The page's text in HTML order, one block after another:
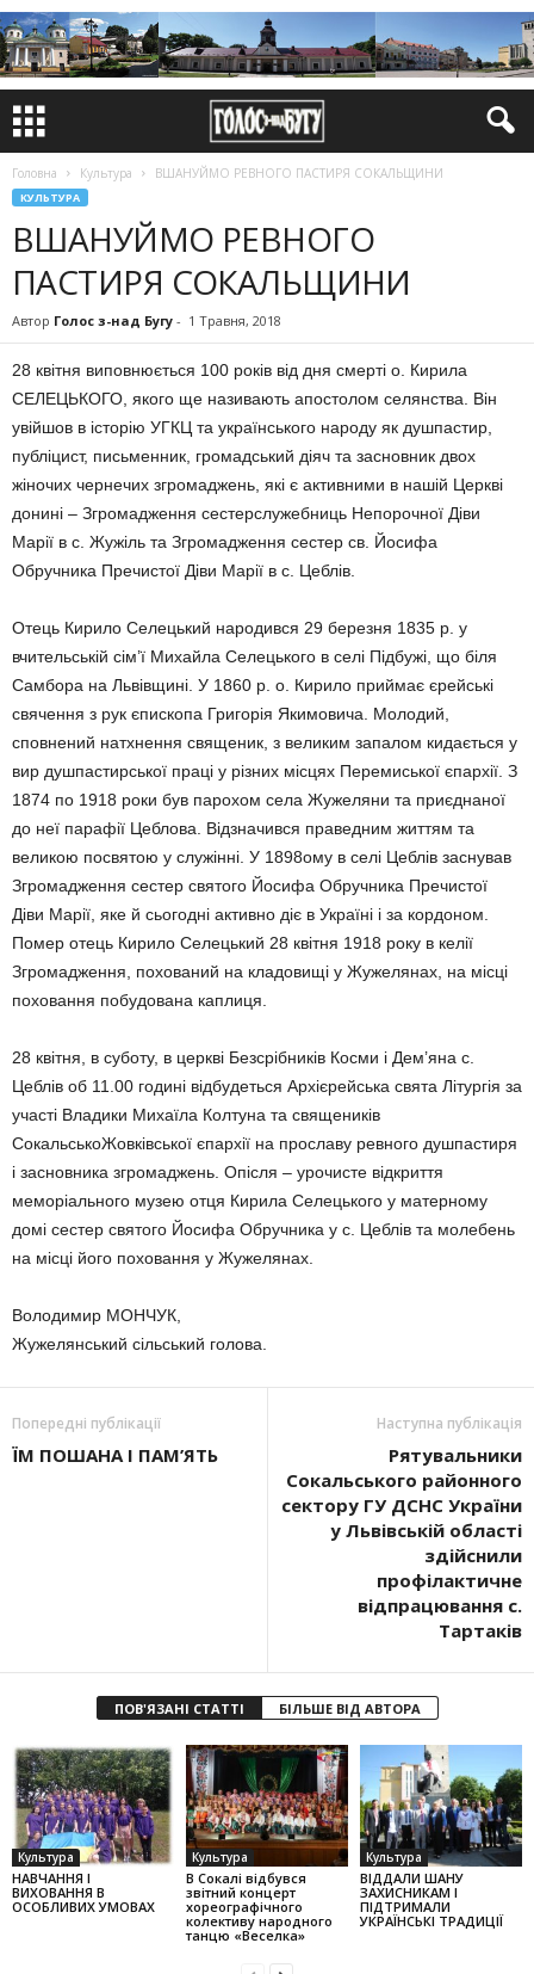
Головна Культура ВШАНУЙМО РЕВНОГО ПАСТИРЯ СОКАЛЬЩИНИ
КУЛЬТУРА
ВШАНУЙМО РЕВНОГО
ПАСТИРЯ СОКАЛЬЩИНИ
Автор Голос з-над Бугу - 1 Травня, 2018
28 квітня виповнюється 100 років від дня смерті о. Кирила
СЕЛЕЦЬКОГО, якого ще називають апостолом селянства. Він
увійшов в історію УГКЦ та українського народу як душпастир,
публіцист, письменник, громадський діяч та засновник двох
жіночих чернечих згромаджень, які є активними в нашій Церкві
донині – Згромадження сестерcлужебниць Непорочної Діви
Марії в с. Жужіль та Згромадження сестер св. Йосифа
Обручника Пречистої Діви Марії в с. Цеблів.
Отець Кирило Селецький народився 29 березня 1835 р. у
вчительській сім’ї Михайла Селецького в селі Підбужі, що біля
Самбора на Львівщині. У 1860 р. о. Кирило приймає єрейські
свячення з рук єпископа Григорія Якимовича. Молодий,
сповнений натхнення священик, з великим запалом кидається у
вир душпастирської праці у різних місцях Перемиської єпархії. З
1874 по 1918 роки був парохом села Жужеляни та приєднаної
до неї парафії Цеблова. Відзначився праведним життям та
великою посвятою у служінні. У 1898ому в селі Цеблів заснував
Згромадження сестер святого Йосифа Обручника Пречистої
Діви Марії, яке й сьогодні активно діє в Україні і за кордоном.
Помер отець Кирило Селецький 28 квітня 1918 року в келії
Згромадження, похований на кладовищі у Жужелянах, на місці
поховання побудована каплиця.
28 квітня, в суботу, в церкві Безсрібників Косми і Дем’яна с.
Цеблів об 11.00 годині відбудеться Архієрейська свята Літургія за
участі Владики Михаїла Колтуна та священиків
СокальськоЖовківської єпархії на прославу ревного душпастиря
і засновника згромаджень. Опісля – урочисте відкриття
меморіального музею отця Кирила Селецького у матерному
домі сестер святого Йосифа Обручника у с. Цеблів та молебень
на місці його поховання у Жужелянах.
Володимир МОНЧУК,
Жужелянський сільський голова.
Попередні публікації
ЇМ ПОШАНА І ПАМ’ЯТЬ
Наступна публікація
Рятувальники
Сокальського районного
сектору ГУ ДСНС України
у Львівській області
здійснили
профілактичне
відпрацювання с.
Тартаків
ПОВ'ЯЗАНІ СТАТТІ БІЛЬШЕ ВІД АВТОРА
Культура
НАВЧАННЯ І
ВИХОВАННЯ В
ОСОБЛИВИХ УМОВАХ
Культура
В Сокалі відбувся
звітний концерт
хореографічного
колек­тиву народного
танцю «Веселка»
Культура
ВІДДАЛИ ШАНУ
ЗАХИСНИКАМ І
ПІДТРИМАЛИ
УКРАЇНСЬКІ ТРАДИЦІЇ